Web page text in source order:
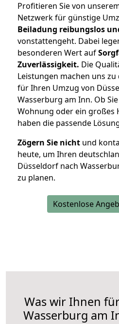
Profitieren Sie von
Netzwerk für günstige
Beiladung reibungslos
vonstattengeht. Dabei
besonderen Wert auf
Zuverlässigkeit. Die
Leistungen machen uns
für Ihren Umzug von
Wasserburg am Inn. Ob
Wohnung oder ein großes
haben die passende
Zögern Sie nicht und
heute, um Ihren
Düsseldorf nach
zu planen.
Kostenlose
Was wir Ihnen
Wasserburg am